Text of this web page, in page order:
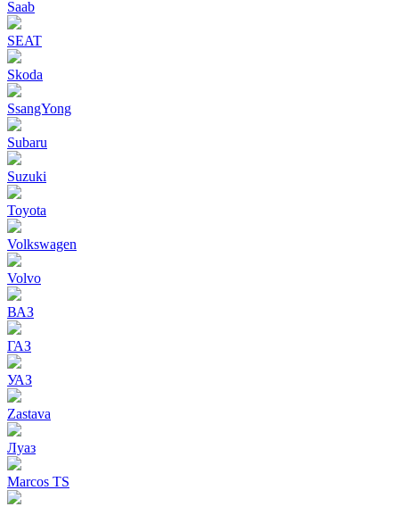
Saab
SEAT
Skoda
SsangYong
Subaru
Suzuki
Toyota
Volkswagen
Volvo
ВАЗ
ГАЗ
УАЗ
Zastava
Луаз
Marcos TS